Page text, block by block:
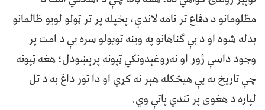
مظلومانو د دفاع تر نامه لاندې، پخپله پر تر ټولو لویو ظالمانو
بدله شوه او د بې ګناهانو په وینه تویولو سره یې د امت پر
وجود داسې ژور او نه‌روغېدونکي ټپونه پرېښودل؛ هغه ټپونه
چې تاریخ به یې هیڅکله هېر نه کړي او دا تور داغ به د تل
لپاره د هغوی پر تندي پاتې وي.